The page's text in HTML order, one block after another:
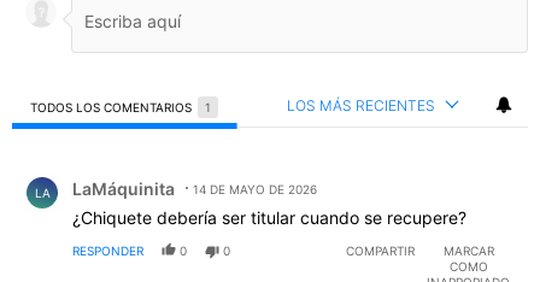
TODOS LOS COMENTARIOS 1 LOS MÁS RECIENTES
LA LaMáquinita 14 DE MAYO DE 2026
¿Chiquete debería ser titular cuando se recupere?
RESPONDER 0 0 COMPARTIR
MARCAR
COMO